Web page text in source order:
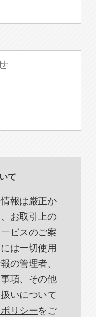
て
報は厳正か
お取引上の
ビスのご案
は一切使用
の管理者、
項、その他
いについて
リシーをご